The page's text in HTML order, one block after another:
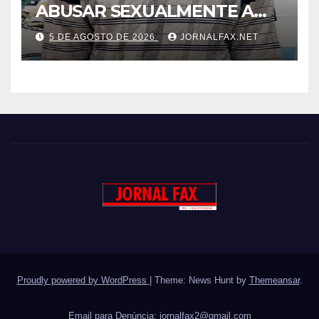
ABUSAR SEXUALMENTE A
CUNHADA MENOR DE IDADE
5 DE AGOSTO DE 2026 JORNALFAX.NET
Proudly powered by WordPress Theme: News Hunt by Themeansar.
Email para Denúncia: jornalfax2@gmail.com